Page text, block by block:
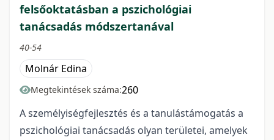
felsőoktatásban a pszichológiai
tanácsadás módszertanával
40-54
Molnár Edina
Megtekintések száma:260
A személyiségfejlesztés és a tanulástámogatás a
pszichológiai tanácsadás olyan területei, amelyek